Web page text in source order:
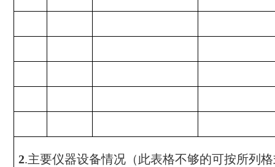
2.主要仪器设备情况（此表格不够的可按所列